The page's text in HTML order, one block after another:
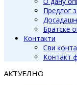
Предлог
Братске
Контакти
Сви
Контакт
АКТУЕЛНО